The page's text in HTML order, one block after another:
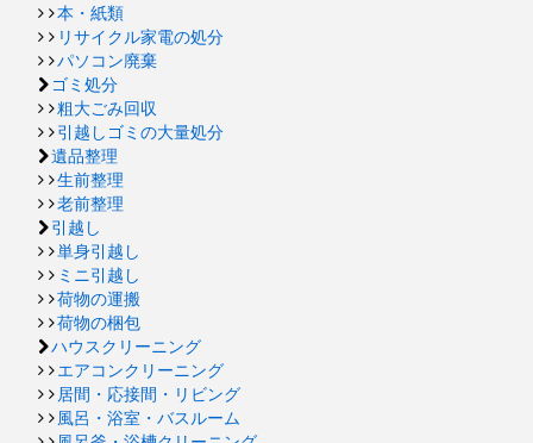
本・紙類
リサイクル家電の処分
パソコン廃棄
ゴミ処分
粗大ごみ回収
引越しゴミの大量処分
遺品整理
生前整理
老前整理
引越し
単身引越し
ミニ引越し
荷物の運搬
荷物の梱包
ハウスクリーニング
エアコンクリーニング
居間・応接間・リビング
風呂・浴室・バスルーム